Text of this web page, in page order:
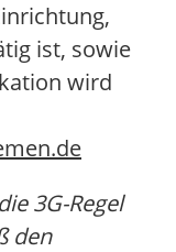
ist, sowie
wird
3G-Regel
den